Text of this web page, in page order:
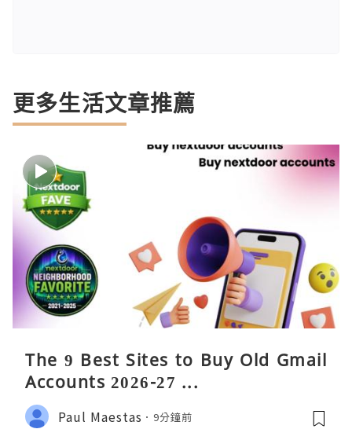
更多生活文章推薦
The 9 Best Sites to Buy Old Gmail
Accounts 2026-27 ...
Paul Maestas 9分鐘前